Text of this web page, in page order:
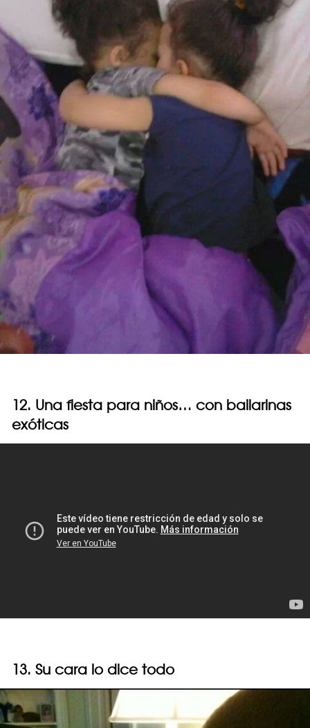
12. Una fiesta para niños… con bailarinas
exóticas
13. Su cara lo dice todo